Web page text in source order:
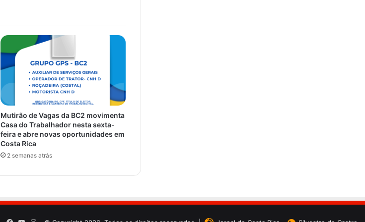
Mutirão de Vagas da BC2 movimenta
Casa do Trabalhador nesta sexta-
feira e abre novas oportunidades em
Costa Rica
2 semanas atrás